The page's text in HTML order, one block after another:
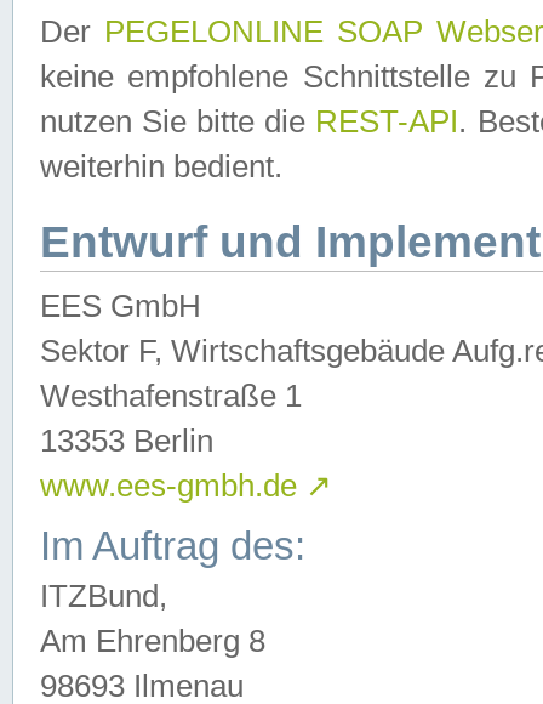
Der PEGELONLINE SOAP
keine empfohlene Schnittstelle zu
nutzen Sie bitte die REST-API.
weiterhin bedient.
Entwurf und
EES GmbH
Sektor F, Wirtschaftsgebäude
Westhafenstraße 1
13353 Berlin
www.ees-gmbh.de ↗
Im Auftrag des:
ITZBund,
Am Ehrenberg 8
98693 Ilmenau